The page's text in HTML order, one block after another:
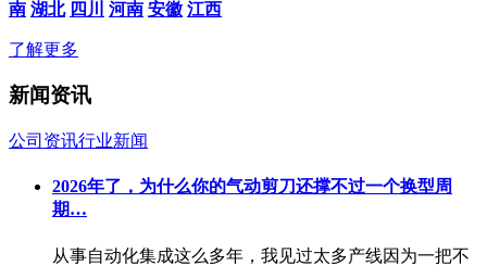
南 湖北 四川 河南 安徽 江西
了解更多
新闻资讯
公司资讯行业新闻
2026年了，为什么你的气动剪刀还撑不过一个换型周
期…
从事自动化集成这么多年，我见过太多产线因为一把不